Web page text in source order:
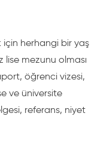
için herhangi bir yaş
lise mezunu olması
öğrenci vizesi,
ve üniversite
referans, niyet